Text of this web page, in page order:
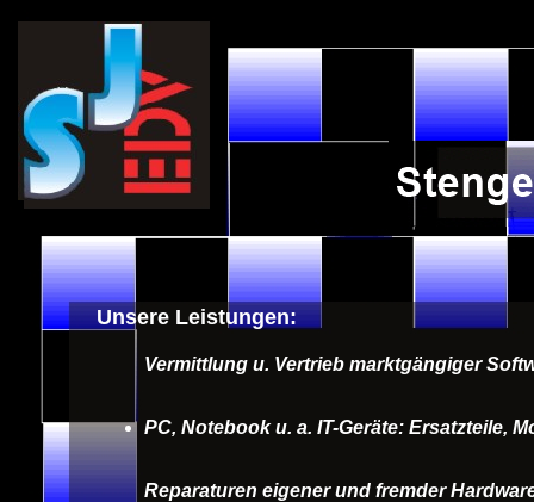
Unsere Leistungen:
Vermittlung u. Vertrieb marktgängiger
PC, Notebook u. a. IT-Geräte: Ersatzteile,
Reparaturen eigener und fremder